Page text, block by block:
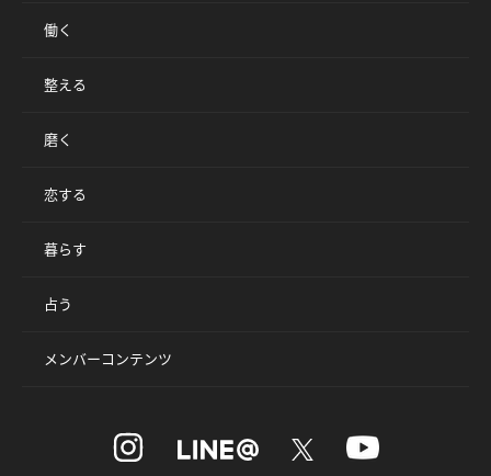
働く
整える
磨く
恋する
暮らす
占う
メンバーコンテンツ